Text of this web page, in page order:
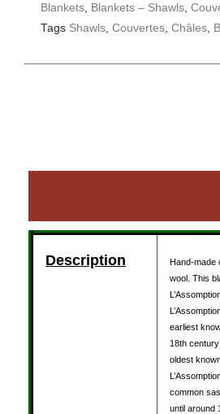
Blankets
Blankets – Shawls
Tags Shawls Couvertes Châles
Description
Hand-made
wool. This
earliest
18th
oldest
common
until around